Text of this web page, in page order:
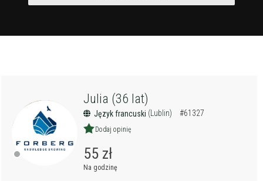
Julia (36 lat)
Język francuski (Lublin) #61327
Dodaj opinię
55 zł
Na godzinę